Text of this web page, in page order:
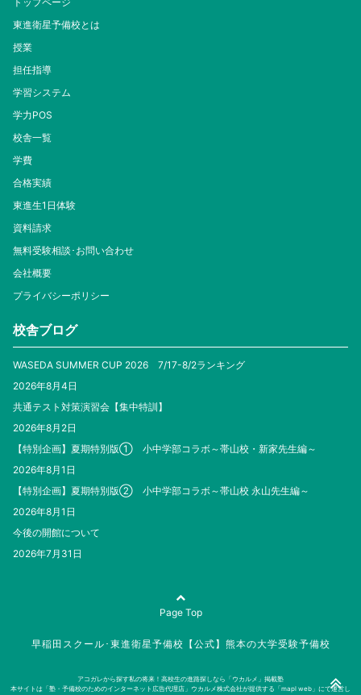
東進衛星予備校とは
授業
担任指導
学習システム
学力POS
校舎一覧
学費
合格実績
東進生1日体験
資料請求
無料受験相談･お問い合わせ
会社概要
プライバシーポリシー
校舎ブログ
WASEDA SUMMER CUP 2026 7/17-8/2ランキング
2026年8月4日
共通テスト対策演習会【集中特訓】
2026年8月2日
【特別企画】夏期特別版① 小中学部コラボ～帯山校・新家先生編～
2026年8月1日
【特別企画】夏期特別版② 小中学部コラボ～帯山校 永山先生編～
2026年8月1日
今後の開館について
2026年7月31日
Page Top
早稲田スクール･東進衛星予備校【公式】熊本の大学受験予備校
アコガレから探す私の将来！高校生の進路探しなら「ウカルメ」掲載塾
本サイトは「塾・予備校のためのインターネット広告代理店」ウカルメ株式会社が提供する「mapl web」にて運営し